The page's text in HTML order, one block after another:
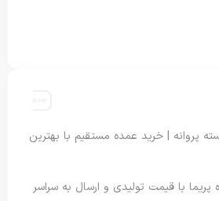
پروانه | خرید عمده مستقیم با بهترین
با قیمت تولیدی و ارسال به سراسر